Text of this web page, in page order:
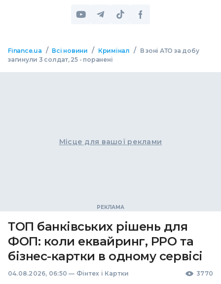
Finance.ua / Всі новини / Кримінал /
В зоні АТО за добу
загинули 3 солдат, 25 - поранені
Місце для вашої реклами
ТОП банківських рішень для
ФОП: коли еквайринг, РРО та
бізнес-картки в одному сервісі
04.08.2026, 06:50 — Фінтех і Картки 3770